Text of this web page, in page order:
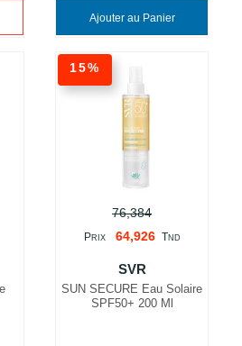
Ajouter au Panier
15%
76,384
PRIX 64,926 TND
SVR
SUN SECURE Eau Solaire
SPF50+ 200 Ml